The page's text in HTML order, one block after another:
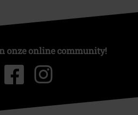
onze online community!